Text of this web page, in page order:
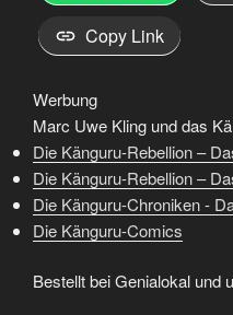
Copy Link
Werbung
Marc Uwe Kling und das
Die Känguru-Rebellion –
Die Känguru-Rebellion –
Die Känguru-Chroniken -
Die Känguru-Comics
Bestellt bei Genialokal und